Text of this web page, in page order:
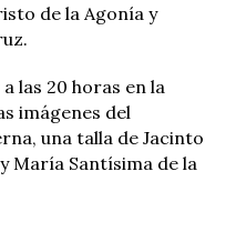
de la Agonía y
las 20 horas en la
imágenes del
una talla de Jacinto
María Santísima de la